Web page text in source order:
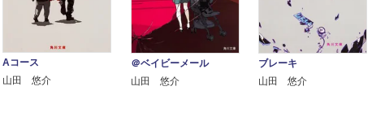
Aコース
山田 悠介
＠ベイビーメール
山田 悠介
ブレーキ
山田 悠介